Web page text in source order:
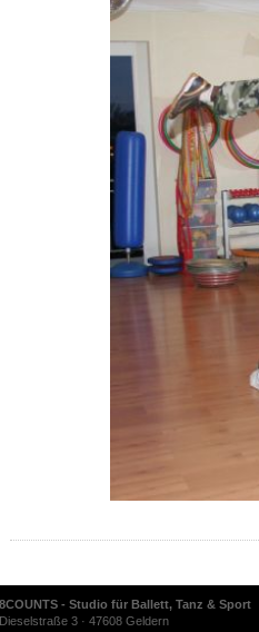
8COUNTS - Studio für Ballett, Tanz & Sport
Dieselstraße 3 · 47608 Geldern